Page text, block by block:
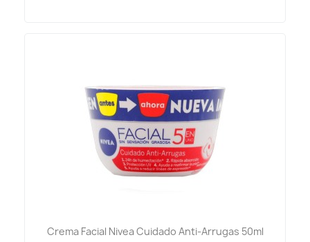
Crema Facial Nivea Cuidado Anti-Arrugas 50ml